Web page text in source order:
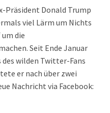
Präsident Donald Trump
viel Lärm um Nichts
die
Seit Ende Januar
des wilden Twitter-Fans
er nach über zwei
Nachricht via Facebook: